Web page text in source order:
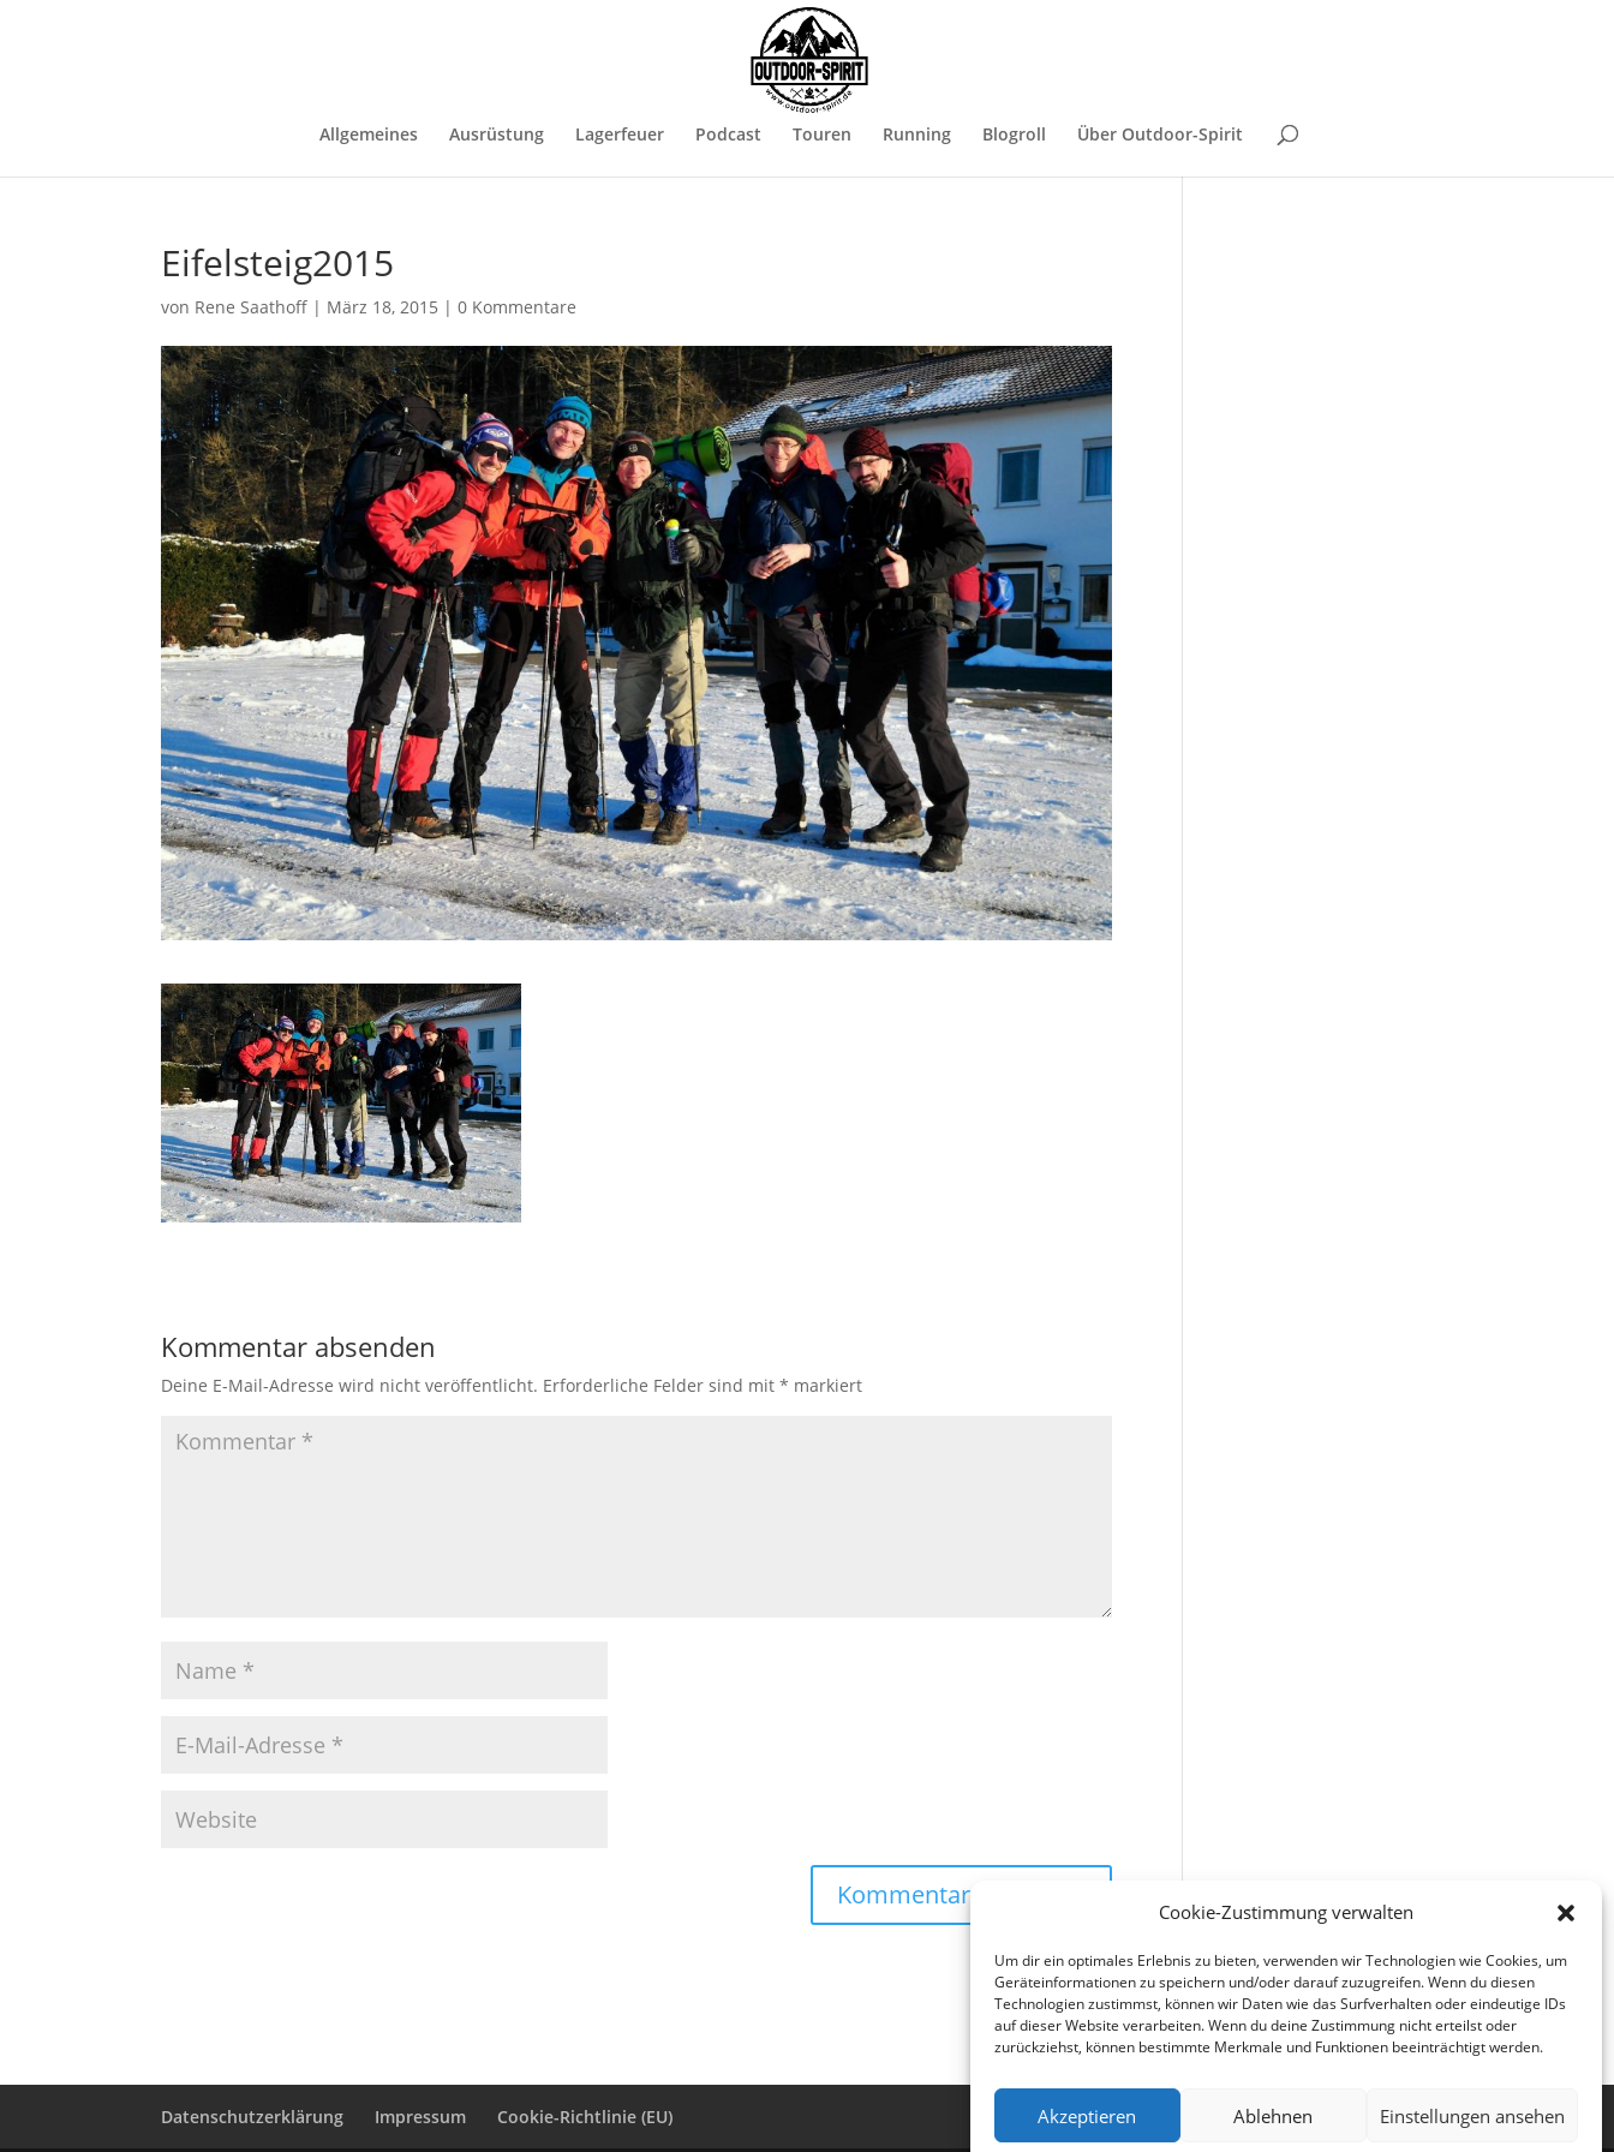
Cookie-Zustimmung verwalten
Um dir ein optimales Erlebnis zu bieten, verwenden wir Technologien wie Cookies, um
Geräteinformationen zu speichern und/oder darauf zuzugreifen. Wenn du diesen
Technologien zustimmst, können wir Daten wie das Surfverhalten oder eindeutige IDs
auf dieser Website verarbeiten. Wenn du deine Zustimmung nicht erteilst oder
zurückziehst, können bestimmte Merkmale und Funktionen beeinträchtigt werden.
Akzeptieren Ablehnen Einstellungen ansehen
Allgemeines Ausrüstung Lagerfeuer Podcast Touren Running Blogroll Über Outdoor-Spirit
Eifelsteig2015
von Rene Saathoff | März 18, 2015 |0 Kommentare
Kommentar absenden
Deine E-Mail-Adresse wird nicht veröffentlicht. Erforderliche Felder sind mit* markiert
Datenschutzerklärung Impressum Cookie-Richtlinie (EU)